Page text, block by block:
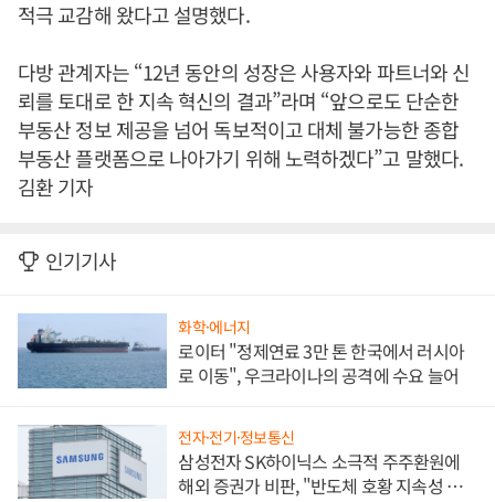
적극 교감해 왔다고 설명했다.
다방 관계자는 “12년 동안의 성장은 사용자와 파트너와 신
뢰를 토대로 한 지속 혁신의 결과”라며 “앞으로도 단순한
부동산 정보 제공을 넘어 독보적이고 대체 불가능한 종합
부동산 플랫폼으로 나아가기 위해 노력하겠다”고 말했다.
김환 기자
인기기사
화학·에너지
로이터 "정제연료 3만 톤 한국에서 러시아
로 이동", 우크라이나의 공격에 수요 늘어
전자·전기·정보통신
삼성전자 SK하이닉스 소극적 주주환원에
해외 증권가 비판, "반도체 호황 지속성 의